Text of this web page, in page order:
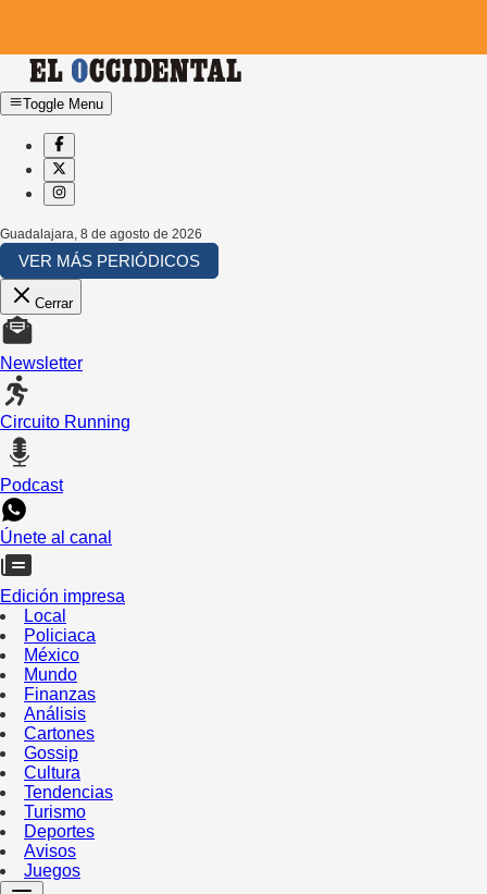
Toggle Menu
Guadalajara, 8 de agosto de 2026
VER MÁS PERIÓDICOS
Cerrar
Newsletter
Circuito Running
Podcast
Únete al canal
Edición impresa
Local
Policiaca
México
Mundo
Finanzas
Análisis
Cartones
Gossip
Cultura
Tendencias
Turismo
Deportes
Avisos
Juegos